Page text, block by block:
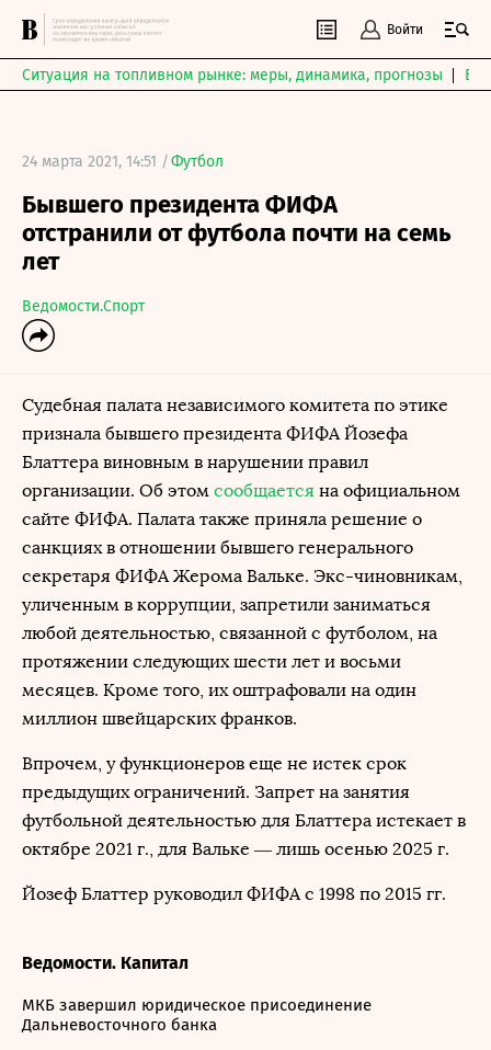
Войти
Ситуация на топливном рынке: меры, динамика, прогнозы
24 марта 2021, 14:51 /Футбол
Бывшего президента ФИФА
отстранили от футбола почти на семь
лет
Ведомости.Спорт
Судебная палата независимого комитета по этике
признала бывшего президента ФИФА Йозефа
Блаттера виновным в нарушении правил
организации. Об этом сообщается на официальном
сайте ФИФА. Палата также приняла решение о
санкциях в отношении бывшего генерального
секретаря ФИФА Жерома Вальке. Экс-чиновникам,
уличенным в коррупции, запретили заниматься
любой деятельностью, связанной с футболом, на
протяжении следующих шести лет и восьми
месяцев. Кроме того, их оштрафовали на один
миллион швейцарских франков.
Впрочем, у функционеров еще не истек срок
предыдущих ограничений. Запрет на занятия
футбольной деятельностью для Блаттера истекает в
октябре 2021 г., для Вальке — лишь осенью 2025 г.
Йозеф Блаттер руководил ФИФА с 1998 по 2015 гг.
Ведомости. Капитал
МКБ завершил юридическое присоединение
Дальневосточного банка